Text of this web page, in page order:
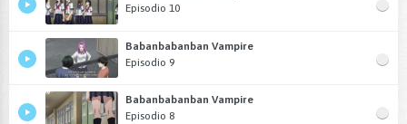
Episodio 10
Babanbabanban Vampire
Episodio 9
Babanbabanban Vampire
Episodio 8